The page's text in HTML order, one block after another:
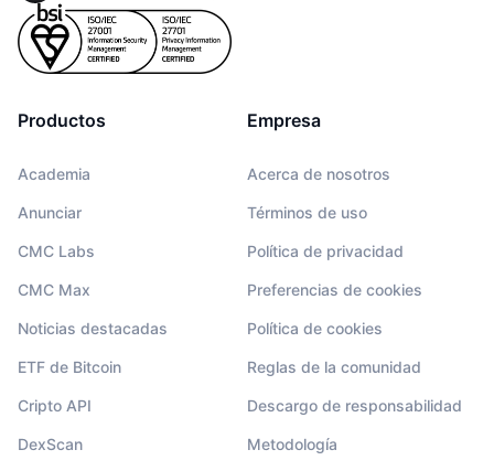
Productos
Academia
Anunciar
CMC Labs
CMC Max
Noticias destacadas
ETF de Bitcoin
Cripto API
DexScan
Empresa
Acerca de nosotros
Términos de uso
Política de privacidad
Preferencias de cookies
Política de cookies
Reglas de la comunidad
Descargo de responsabilidad
Metodología